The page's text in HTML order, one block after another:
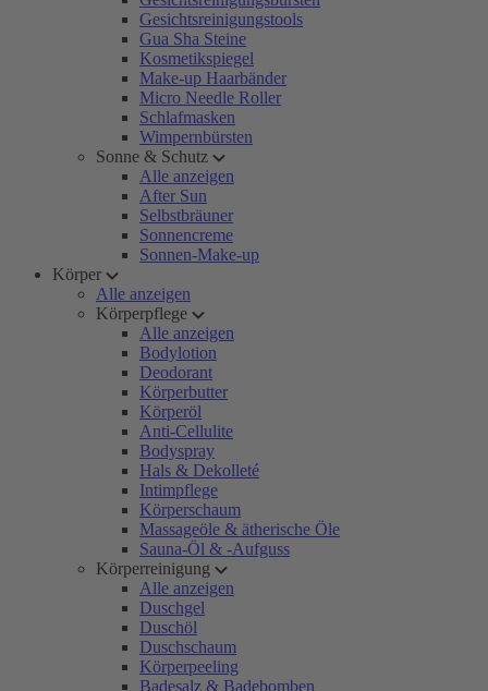
Gesichtsreinigungstools
Gua Sha Steine
Kosmetikspiegel
Make-up Haarbänder
Micro Needle Roller
Schlafmasken
Wimpernbürsten
Sonne & Schutz
Alle anzeigen
After Sun
Selbstbräuner
Sonnencreme
Sonnen-Make-up
Körper
Alle anzeigen
Körperpflege
Alle anzeigen
Bodylotion
Deodorant
Körperbutter
Körperöl
Anti-Cellulite
Bodyspray
Hals & Dekolleté
Intimpflege
Körperschaum
Massageöle & ätherische Öle
Sauna-Öl & -Aufguss
Körperreinigung
Alle anzeigen
Duschgel
Duschöl
Duschschaum
Körperpeeling
Badesalz & Badebomben